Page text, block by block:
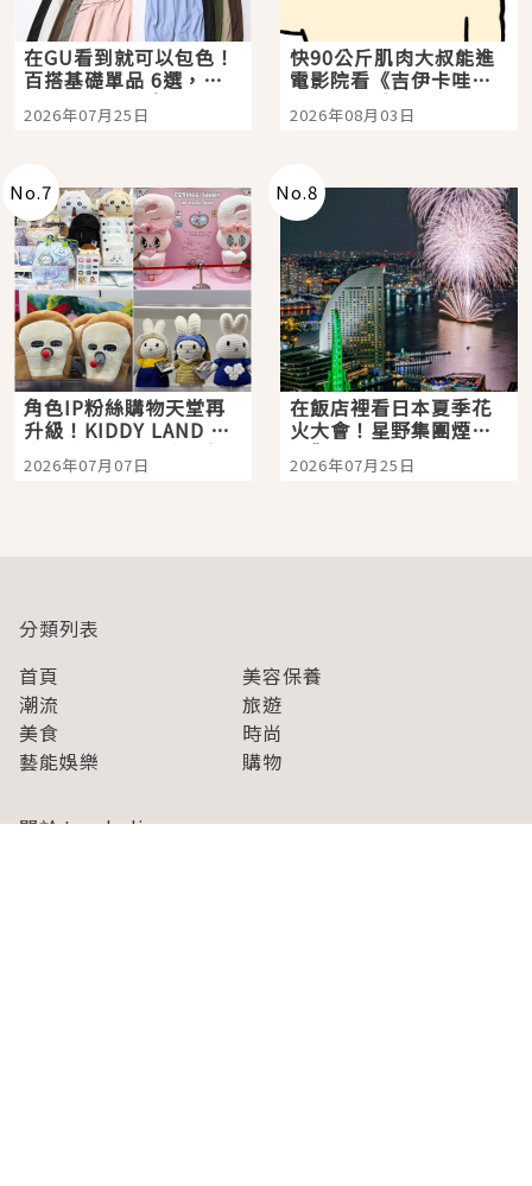
在GU看到就可以包色！
百搭基礎單品 6選，閉
眼全收也不心疼
2026年07月25日
快90公斤肌肉大叔能進
電影院看《吉伊卡哇》
嗎？日本重金屬樂團
「打首」會長與nagano
2026年08月03日
No.7
角色IP粉絲購物天堂再
升級！KIDDY LAND 原
宿店吉伊卡哇迎客，新
開幕 OMOKADO 店3分
2026年07月07日
No.8
在飯店裡看日本夏季花
火大會！星野集團煙火
景觀飯店6選，讓你不用
人擠人悠閒欣賞
2026年07月25日
分類列表
首頁
美容保養
潮流
旅遊
美食
時尚
藝能娛樂
購物
關於Japaholic